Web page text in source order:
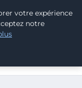
LES
votre expérience
notre